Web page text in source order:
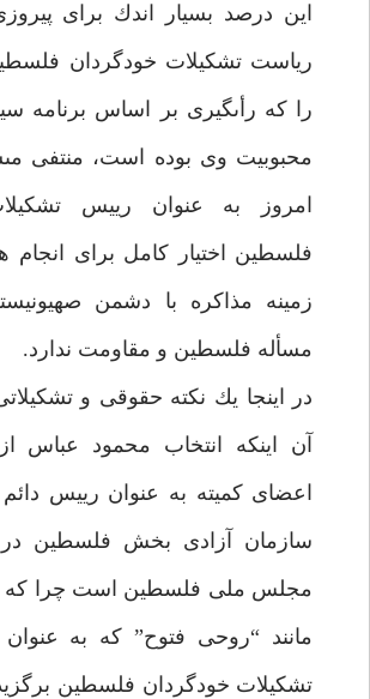
اين درصد بسيار اندك براى
رياست تشكيلات خودگردان
را كه رأى‏گيرى بر اساس برنامه
محبوبيت وى بوده است، منتفى
امروز به عنوان رييس
فلسطين اختيار كامل براى انجام
زمينه مذاكره با دشمن
مسأله فلسطين و مقاومت ندارد.
در اينجا يك نكته حقوقى و
آن اينكه انتخاب محمود عباس
اعضاى كميته به عنوان رييس دائم
سازمان آزادى بخش فلسطين در
مجلس ملى فلسطين است چرا كه
مانند “روحى فتوح” كه به
تشكيلات خودگردان فلسطين